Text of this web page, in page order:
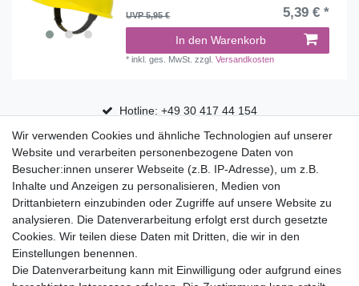
UVP 5,95 € 5,39 € *
In den Warenkorb
*inkl. ges. MwSt. zzgl.Versandkosten
Hotline: +49 30 417 44 154
30 Tage Rückgaberecht
Versandfrei ab 75 € in Deutschland
Top Marken
Eduplay
Folia Bringmann
Shop
Wir verwenden Cookies und ähnliche Technologien auf unserer
Website und verarbeiten personenbezogene Daten von
Besucher:innen unserer Webseite (z.B. IP-Adresse), um z.B.
Inhalte und Anzeigen zu personalisieren, Medien von
Drittanbietern einzubinden oder Zugriffe auf unsere Website zu
analysieren. Die Datenverarbeitung erfolgt erst durch gesetzte
Cookies. Wir teilen diese Daten mit Dritten, die wir in den
Einstellungen benennen.
Die Datenverarbeitung kann mit Einwilligung oder aufgrund eines